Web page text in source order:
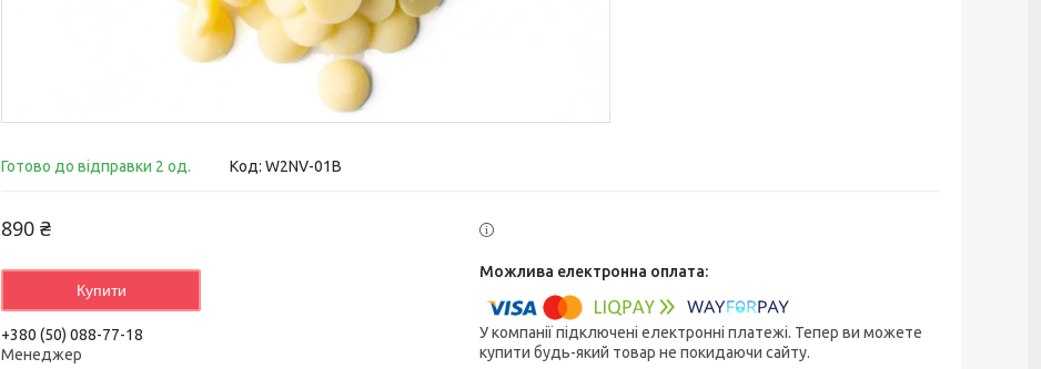
Готово до відправки 2 од. Код: W2NV-01B
890 ₴
Купити
+380 (50) 088-77-18
Менеджер
У компанії підключені електронні платежі. Тепер ви можете
купити будь-який товар не покидаючи сайту.